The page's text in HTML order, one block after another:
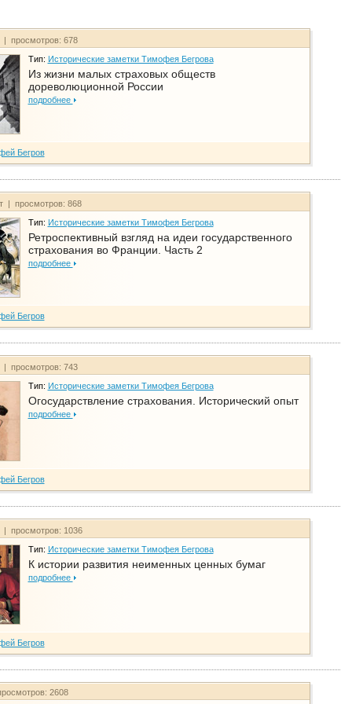
просмотров: 678
Тип: Исторические заметки Тимофея Бегрова
Из жизни малых страховых обществ
дореволюционной России
подробнее
Бегров
| просмотров: 868
Тип: Исторические заметки Тимофея Бегрова
Ретроспективный взгляд на идеи государственного
страхования во Франции. Часть 2
подробнее
Бегров
просмотров: 743
Тип: Исторические заметки Тимофея Бегрова
Огосударствление страхования. Исторический опыт
подробнее
Бегров
просмотров: 1036
Тип: Исторические заметки Тимофея Бегрова
К истории развития неименных ценных бумаг
подробнее
Бегров
2608